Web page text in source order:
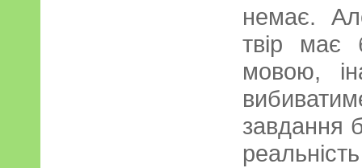
немає.
твір має
мовою,
завдання